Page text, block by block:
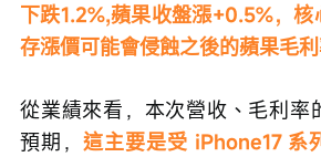
下跌1.2%,蘋果收盤漲+0.5%，
存漲價可能會侵蝕之後的蘋果毛利
從業績來看，本次營收、毛利率
預期， 這主要是受 iPhone17 系